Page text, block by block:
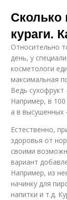
кураги.
Относительно
день, у
косметологи
максимальная
Ведь сухофрукт
Например, в 100
а в высушенных
Естественно,
здоровья от
своими
вариант
Например, из
начинку для
напитки и т.д.